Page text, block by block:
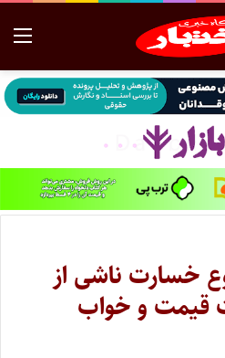
خسارت ناشی از
قیمت و خواب